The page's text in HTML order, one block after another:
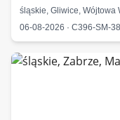
śląskie, Gliwice, Wójtowa
06-08-2026 · C396-SM-